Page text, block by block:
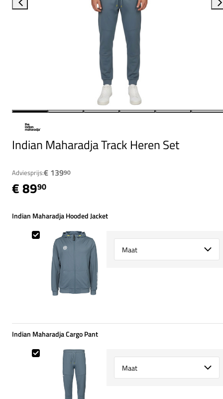
Indian Maharadja Track Heren Set
Adviesprijs:€ 13990
€ 8990
Indian Maharadja Hooded Jacket
Select {option} for {name}
Indian Maharadja Hooded Jacket
Indian Maharadja Cargo Pant
Select {option} for {name}
Indian Maharadja Cargo Pant